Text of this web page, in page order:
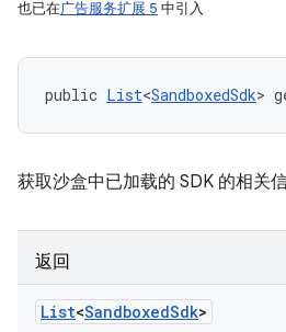
也已在广告服务扩展 5 中引入
public List<SandboxedSdk>
获取沙盒中已加载的 SDK 的相关信
返回
List<SandboxedSdk>